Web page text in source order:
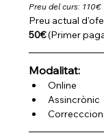
Preu del curs: 110€
Preu actual
50€ (Primer
Modalitat:
Online
Assincrònic